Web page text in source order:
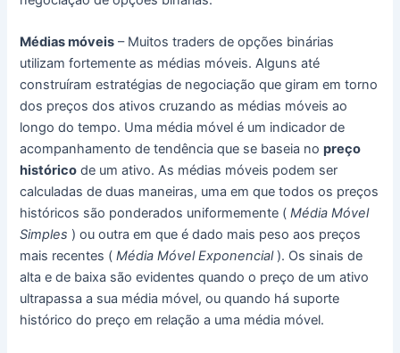
Médias móveis – Muitos traders de opções binárias
utilizam fortemente as médias móveis.Alguns até
construíram estratégias de negociação que giram em torno
dos preços dos ativos cruzando as médias móveis ao
longo do tempo. Uma média móvel é um indicador de
acompanhamento de tendência que se baseia nopreço
histórico de um ativo.As médias móveis podem ser
calculadas de duas maneiras, uma em que todos os preços
históricos são ponderados uniformemente (Média Móvel
Simples ) ou outra em que é dado mais peso aos preços
mais recentes (Média Móvel Exponencial). Os sinais de
alta e de baixa são evidentes quando o preço de um ativo
ultrapassa a sua média móvel, ou quando há suporte
histórico do preço em relação a uma média móvel.